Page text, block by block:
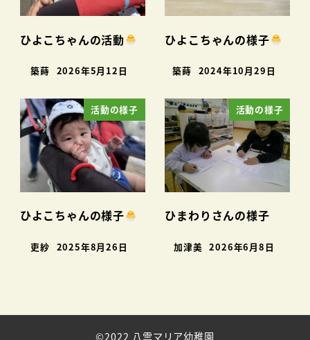
ひよこちゃんの活動
築蒔 2026年5月12日
ひよこちゃんの様子
築蒔 2024年10月29日
活動の様子
ひよこちゃんの様子
吏紗 2025年8月26日
活動の様子
ひまわりさんの様子
加津美 2026年6月8日
©2022 八雲マリア幼稚園